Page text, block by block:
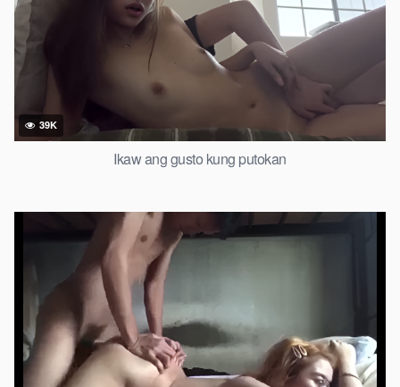
39K
Ikaw ang gusto kung putokan